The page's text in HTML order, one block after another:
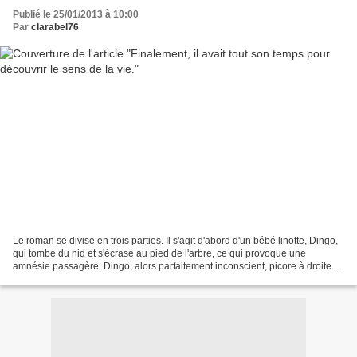
Publié le 25/01/2013 à 10:00
Par clarabel76
Le roman se divise en trois parties. Il s'agit d'abord d'un bébé linotte, Dingo,
qui tombe du nid et s'écrase au pied de l'arbre, ce qui provoque une
amnésie passagère. Dingo, alors parfaitement inconscient, picore à droite et